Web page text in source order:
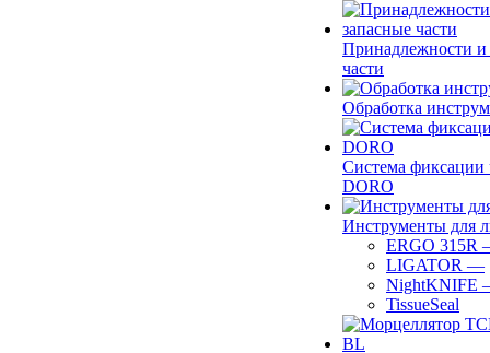
Принадлежности и
части
Обработка
Система фиксации
DORO
Инструменты для
ERGO 315R
LIGATOR —
NightKNIFE
TissueSeal